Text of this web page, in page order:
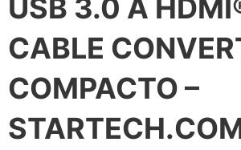
USB 3.0 A
CABLE
COMPACTO –